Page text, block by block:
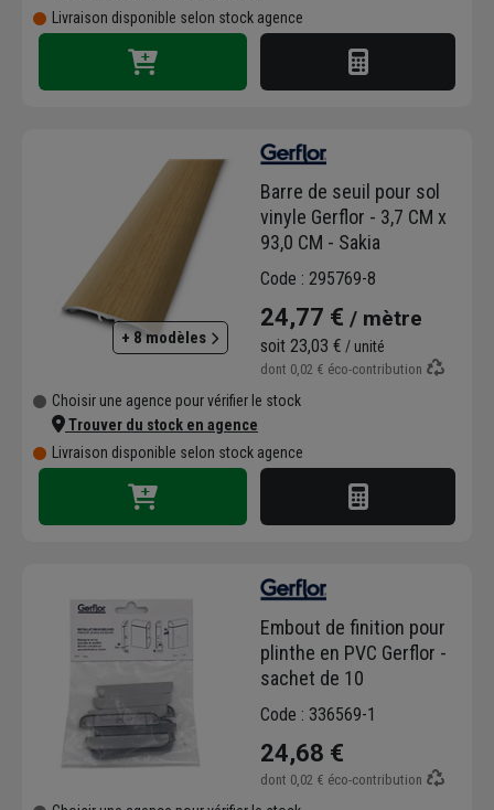
Livraison disponible selon stock agence
+ 8 modèles
Barre de seuil pour sol
vinyle Gerflor - 3,7 CM x
93,0 CM - Sakia
Code : 295769-8
24,77 € / mètre
soit 23,03 € / unité
dont 0,02 € éco-contribution
Choisir une agence pour vérifier le stock
Trouver du stock en agence
Livraison disponible selon stock agence
Embout de finition pour
plinthe en PVC Gerflor -
sachet de 10
Code : 336569-1
24,68 €
dont 0,02 € éco-contribution